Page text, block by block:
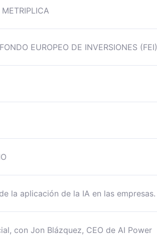
EUROPEO DE INVERSIONES (FEI)
la aplicación de la IA en las empresas.
con Jon Blázquez, CEO de AI Power